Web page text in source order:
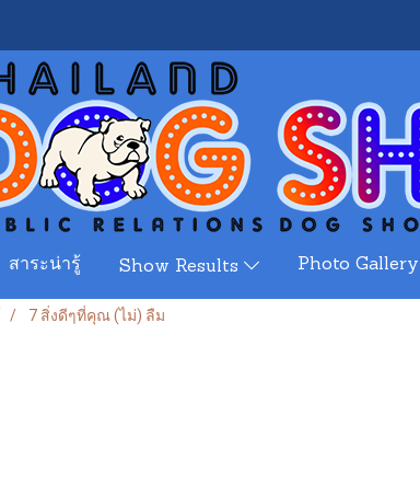
สาระน่ารู้ Show Results Photo Gallery
7 สิ่งดีๆที่คุณ (ไม่) ลืม